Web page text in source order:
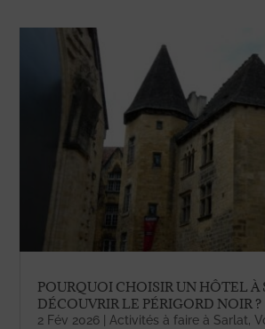
POURQUOI CHOISIR UN HÔTEL À
DÉCOUVRIR LE PÉRIGORD NOIR ?
2 Fév 2026 Activités à faire à Sarlat,